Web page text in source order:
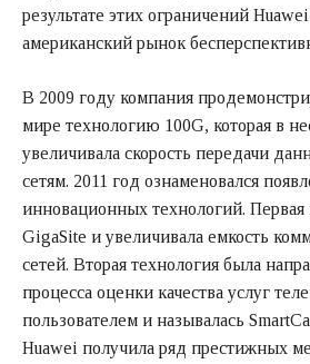
результате этих ограничений
американский рынок
В 2009 году компания
мире технологию 100G, которая в
увеличивала скорость передачи
сетям. 2011 год ознаменовался
инновационных технологий. Первая
GigaSite и увеличивала емкость
сетей. Вторая технология была
процесса оценки качества услуг
пользователем и называлась
Huawei получила ряд престижных